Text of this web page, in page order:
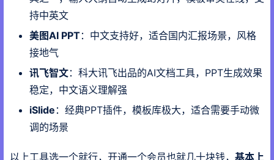
持中英文
美图AI PPT：中文支持好，适合国内汇报场景，风格
接地气
讯飞智文：科大讯飞出品的AI文档工具，PPT生成效果
稳定，中文语义理解强
iSlide ：经典PPT插件，模板库极大，适合需要手动微
调的场景
以上工具选一个就行，开通一个会员也就几十块钱， 基本上